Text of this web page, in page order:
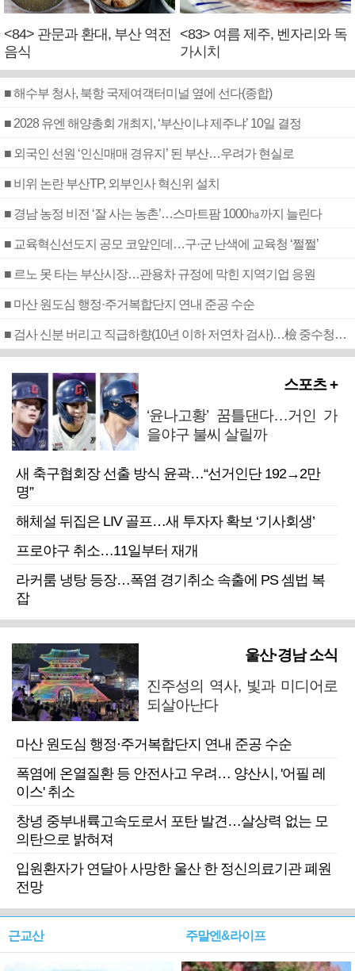
<84> 관문과 환대, 부산 역전
음식
<83> 여름 제주, 벤자리와 독
가시치
■ 해수부 청사, 북항 국제여객터미널 옆에 선다(종합)
■ 2028 유엔 해양총회 개최지, ‘부산이냐 제주냐’ 10일 결정
■ 외국인 선원 ‘인신매매 경유지’ 된 부산…우려가 현실로
■ 비위 논란 부산TP, 외부인사 혁신위 설치
■ 경남 농정 비전 ‘잘 사는 농촌’…스마트팜 1000㏊까지 늘린다
■ 교육혁신선도지 공모 코앞인데…구·군 난색에 교육청 ‘쩔쩔’
■ 르노 못 타는 부산시장…관용차 규정에 막힌 지역기업 응원
■ 마산 원도심 행정·주거복합단지 연내 준공 수순
■ 검사 신분 버리고 직급하향(10년 이하 저연차 검사)…檢 중수청행 기피
스포츠 +
‘윤나고황’ 꿈틀댄다…거인 가
을야구 불씨 살릴까
새 축구협회장 선출 방식 윤곽…“선거인단 192→2만
명”
해체설 뒤집은 LIV 골프…새 투자자 확보 ‘기사회생’
프로야구 취소…11일부터 재개
라커룸 냉탕 등장…폭염 경기취소 속출에 PS 셈법 복
잡
울산·경남 소식
진주성의 역사, 빛과 미디어로
되살아난다
마산 원도심 행정·주거복합단지 연내 준공 수순
폭염에 온열질환 등 안전사고 우려… 양산시, '어필 레
이스' 취소
창녕 중부내륙고속도로서 포탄 발견…살상력 없는 모
의탄으로 밝혀져
입원환자가 연달아 사망한 울산 한 정신의료기관 폐원
전망
근교산 주말엔&라이프